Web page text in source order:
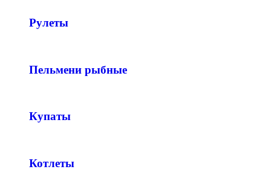
Рулеты
Пельмени рыбные
Купаты
Котлеты